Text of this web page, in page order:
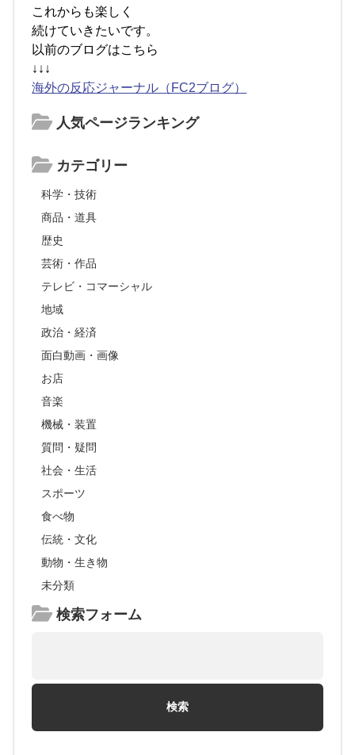
これからも楽しく
続けていきたいです。
以前のブログはこちら
↓↓↓
海外の反応ジャーナル（FC2ブログ）
人気ページランキング
カテゴリー
科学・技術
商品・道具
歴史
芸術・作品
テレビ・コマーシャル
地域
政治・経済
面白動画・画像
お店
音楽
機械・装置
質問・疑問
社会・生活
スポーツ
食べ物
伝統・文化
動物・生き物
未分類
検索フォーム